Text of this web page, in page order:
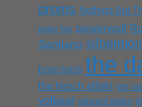
proms Nothing But
peter fox powerwolf
Santiano
boss hoss the
the hirsch effekt the
volbeat wincent weiss